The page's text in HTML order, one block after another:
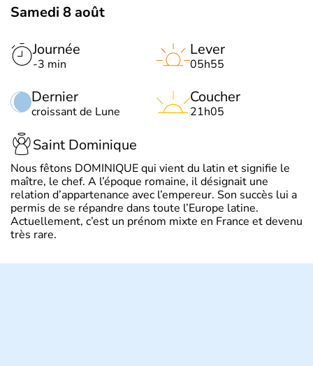
Samedi 8 août
Journée
-3 min
Dernier
croissant de Lune
Lever
05h55
Coucher
21h05
Saint Dominique
Nous fêtons DOMINIQUE qui vient du latin et signifie le
maître, le chef. A l’époque romaine, il désignait une
relation d’appartenance avec l’empereur. Son succès lui a
permis de se répandre dans toute l’Europe latine.
Actuellement, c’est un prénom mixte en France et devenu
très rare.